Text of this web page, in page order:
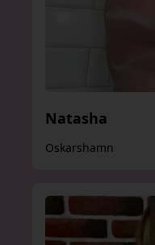
Natasha
Oskarshamn